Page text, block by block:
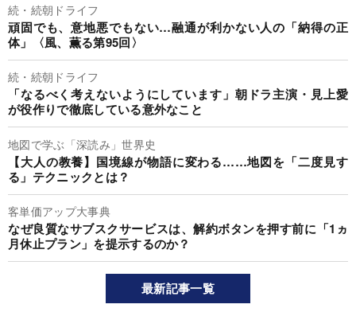
続・続朝ドライフ
頑固でも、意地悪でもない…融通が利かない人の「納得の正
体」〈風、薫る第95回〉
続・続朝ドライフ
「なるべく考えないようにしています」朝ドラ主演・見上愛
が役作りで徹底している意外なこと
地図で学ぶ「深読み」世界史
【大人の教養】国境線が物語に変わる……地図を「二度見す
る」テクニックとは？
客単価アップ大事典
なぜ良質なサブスクサービスは、解約ボタンを押す前に「1ヵ
月休止プラン」を提示するのか？
最新記事一覧